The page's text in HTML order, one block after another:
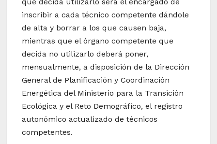
inscribir a cada técnico competente dándole
de alta y borrar a los que causen baja,
mientras que el órgano competente que
decida no utilizarlo deberá poner,
mensualmente, a disposición de la Dirección
General de Planificación y Coordinación
Energética del Ministerio para la Transición
Ecológica y el Reto Demográfico, el registro
autonómico actualizado de técnicos
competentes.